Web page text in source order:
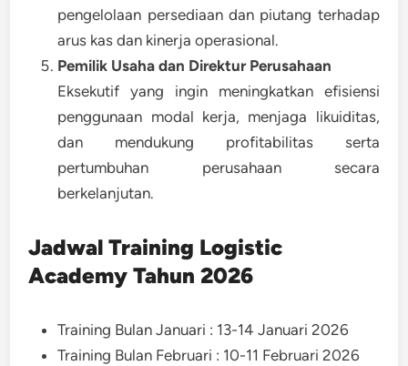
pengelolaan persediaan dan piutang terhadap
arus kas dan kinerja operasional.
Pemilik Usaha dan Direktur Perusahaan
Eksekutif yang ingin meningkatkan efisiensi
penggunaan modal kerja, menjaga likuiditas,
dan mendukung profitabilitas serta
pertumbuhan perusahaan secara
berkelanjutan.
Jadwal Training Logistic
Academy Tahun 2026
Training Bulan Januari : 13-14 Januari 2026
Training Bulan Februari : 10-11 Februari 2026